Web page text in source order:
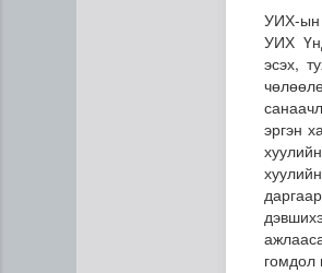
УИХ-ын
УИХ
эсэх,
эргэн
гомдол